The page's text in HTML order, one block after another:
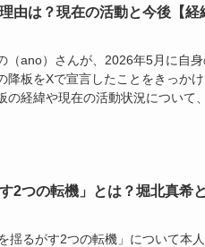
由は？現在の活動と今後【経
（ano）さんが、2026年5月に自
降板をXで宣言したことをきっかけ
の経緯や現在の活動状況について
2つの転機」とは？堀北真希
揺るがす2つの転機」について本